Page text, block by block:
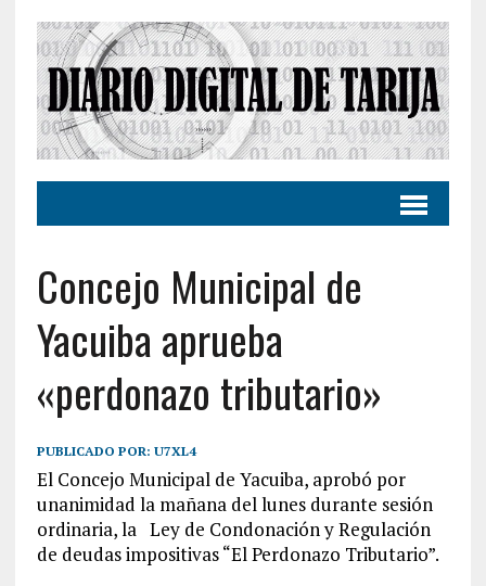
Concejo Municipal de
Yacuiba aprueba
«perdonazo tributario»
PUBLICADO POR: U7XL4
El Concejo Municipal de Yacuiba, aprobó por
unanimidad la mañana del lunes durante sesión
ordinaria, la Ley de Condonación y Regulación
de deudas impositivas “El Perdonazo Tributario”.